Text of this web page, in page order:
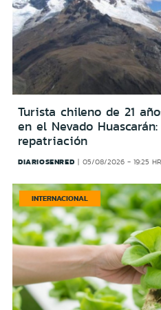
Turista chileno de 21
en el Nevado
repatriación
DIARIOSENRED 05/08/2026 - 19:25
INTERNACIONAL